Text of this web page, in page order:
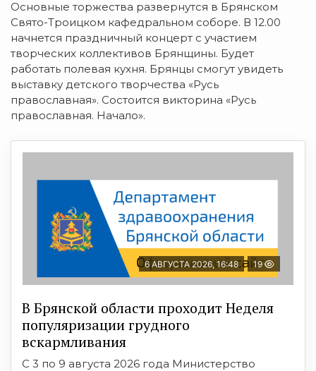
Основные торжества развернутся в Брянском
Свято-Троицком кафедральном соборе. В 12.00
начнется праздничный концерт с участием
творческих коллективов Брянщины. Будет
работать полевая кухня. Брянцы смогут увидеть
выставку детского творчества «Русь
православная». Состоится викторина «Русь
православная. Начало».
6 АВГУСТА 2026, 16:48 19
В Брянской области проходит Неделя
популяризации грудного
вскармливания
С 3 по 9 августа 2026 года Министерство